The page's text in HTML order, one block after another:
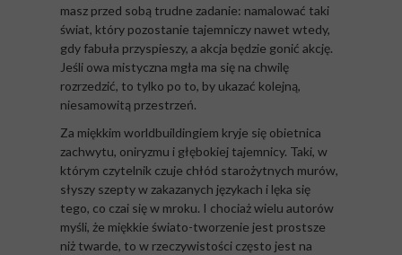
masz przed sobą trudne zadanie: namalować taki
świat, który pozostanie tajemniczy nawet wtedy,
gdy fabuła przyspieszy, a akcja będzie gonić akcję.
Jeśli owa mistyczna mgła ma się na chwilę
rozrzedzić, to tylko po to, by ukazać kolejną,
niesamowitą przestrzeń.
Za miękkim worldbuildingiem kryje się obietnica
zachwytu, oniryzmu i głębokiej tajemnicy. Taki, w
którym czytelnik czuje chłód starożytnych murów,
słyszy szepty w zakazanych językach i lęka się
tego, co czai się w mroku. I chociaż wielu autorów
myśli, że miękkie świato-tworzenie jest prostsze
niż twarde, to w rzeczywistości często jest na